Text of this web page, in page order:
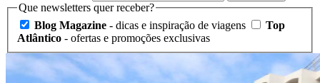
Que newsletters quer receber?
Blog Magazine - dicas e inspiração de viagens
Top
Atlântico - ofertas e promoções exclusivas